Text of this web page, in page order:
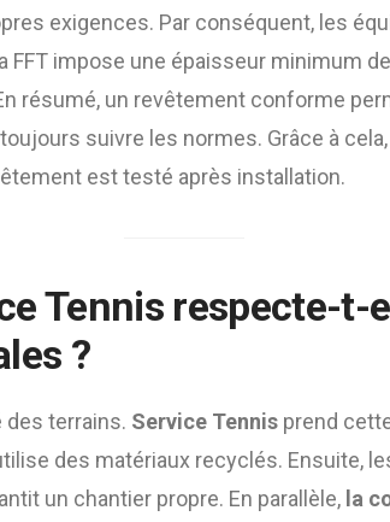
exigences. Par conséquent, les
FFT impose une épaisseur minimum
résumé, un revêtement conforme
suivre les normes. Grâce à
est testé après installation.
Tennis respecte-t-
?
des terrains. Service Tennis prend
des matériaux recyclés. Ensuite,
un chantier propre. En parallèle, la